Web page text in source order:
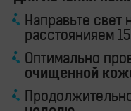
Направьте свет
расстоянияем
Оптимально
очищенной